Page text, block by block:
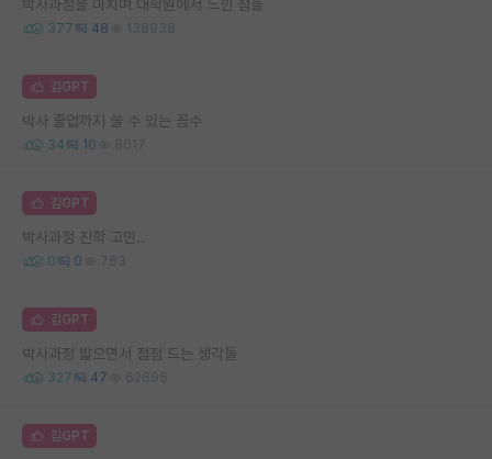
박사과정을 마치며 대학원에서 느낀 점들
377 48 138938
김GPT
박사 졸업까지 쓸 수 있는 꼼수
34 10 8017
김GPT
박사과정 진학 고민..
0 0 763
김GPT
박사과정 밟으면서 점점 드는 생각들
327 47 62695
김GPT